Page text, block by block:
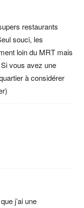
restaurants
souci, les
loin du MRT mais
vous avez une
à considérer
j’ai une